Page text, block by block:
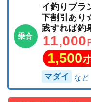
乗合
イ釣りプラ
下割引あり
践すれば釣
11,000
1,500
マダイ